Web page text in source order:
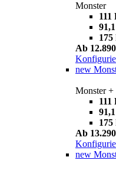
Monster
111
175
Ab
new
Monster +
111
175
Ab
new